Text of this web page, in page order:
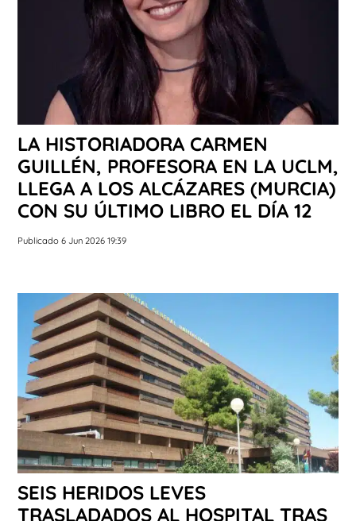
LA HISTORIADORA CARMEN
GUILLÉN, PROFESORA EN LA UCLM,
LLEGA A LOS ALCÁZARES (MURCIA)
CON SU ÚLTIMO LIBRO EL DÍA 12
Publicado 6 Jun 2026 19:39
SEIS HERIDOS LEVES
TRASLADADOS AL HOSPITAL TRAS